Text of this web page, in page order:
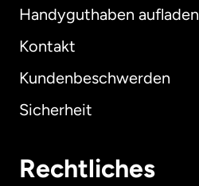
Handyguthaben aufladen
Kontakt
Kundenbeschwerden
Sicherheit
Rechtliches